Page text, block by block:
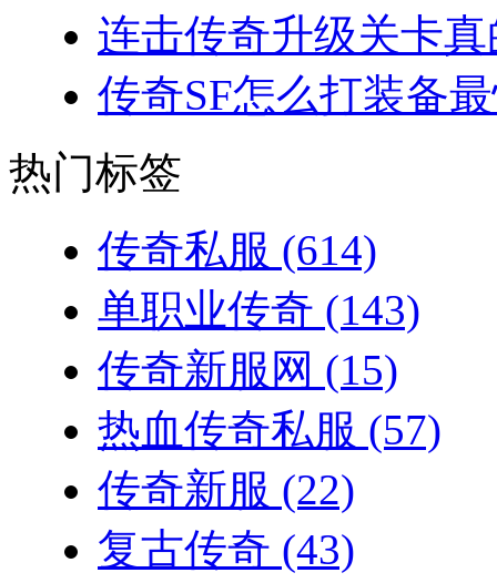
连击传奇升级关卡
传奇SF怎么打装备
热门标签
传奇私服 (614)
单职业传奇 (143)
传奇新服网 (15)
热血传奇私服 (57)
传奇新服 (22)
复古传奇 (43)